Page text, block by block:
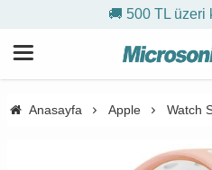
Anasayfa Apple Watch